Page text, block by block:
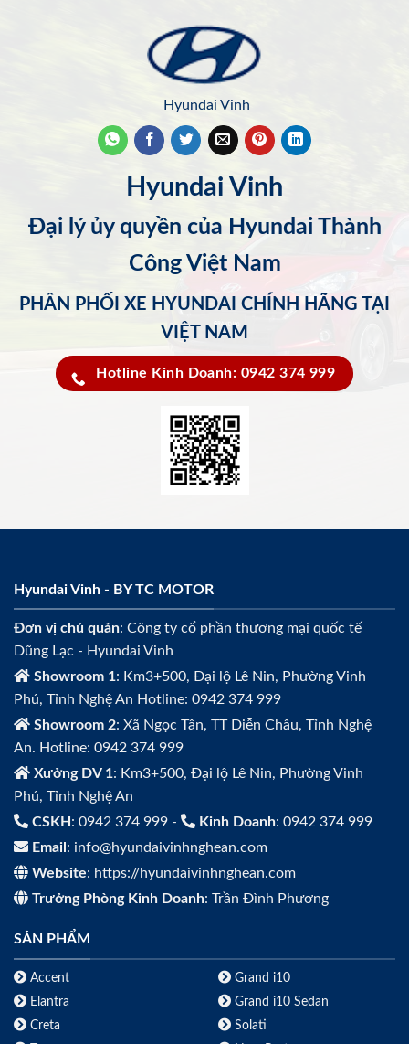
Hyundai Vinh
Hyundai Vinh
Đại lý ủy quyền của Hyundai Thành
Công Việt Nam
PHÂN PHỐI XE HYUNDAI CHÍNH HÃNG TẠI
VIỆT NAM
Hotline Kinh Doanh: 0942 374 999
Hyundai Vinh - BY TC MOTOR
Đơn vị chủ quản: Công ty cổ phần thương mại quốc tế
Dũng Lạc - Hyundai Vinh
Showroom 1: Km3+500, Đại lộ Lê Nin, Phường Vinh
Phú, Tỉnh Nghệ An Hotline: 0942 374 999
Showroom 2: Xã Ngọc Tân, TT Diễn Châu, Tỉnh Nghệ
An. Hotline: 0942 374 999
Xưởng DV 1: Km3+500, Đại lộ Lê Nin, Phường Vinh
Phú, Tỉnh Nghệ An
CSKH : 0942 374 999 - Kinh Doanh: 0942 374 999
Email : info@hyundaivinhnghean.com
Website: https://hyundaivinhnghean.com
Trưởng Phòng Kinh Doanh: Trần Đình Phương
SẢN PHẨM
Accent
Elantra
Creta
Grand i10
Grand i10 Sedan
Solati